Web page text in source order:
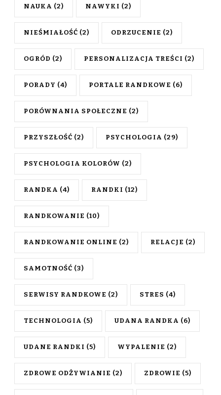
NAUKA (2) NAWYKI (2)
NIEŚMIAŁOŚĆ (2) ODRZUCENIE (2)
OGRÓD (2) PERSONALIZACJA TREŚCI (2)
PORADY (4) PORTALE RANDKOWE (6)
PORÓWNANIA SPOŁECZNE (2)
PRZYSZŁOŚĆ (2) PSYCHOLOGIA (29)
PSYCHOLOGIA KOLORÓW (2)
RANDKA (4) RANDKI (12)
RANDKOWANIE (10)
RANDKOWANIE ONLINE (2) RELACJE (2)
SAMOTNOŚĆ (3)
SERWISY RANDKOWE (2) STRES (4)
TECHNOLOGIA (5) UDANA RANDKA (6)
UDANE RANDKI (5) WYPALENIE (2)
ZDROWE ODŻYWIANIE (2) ZDROWIE (5)